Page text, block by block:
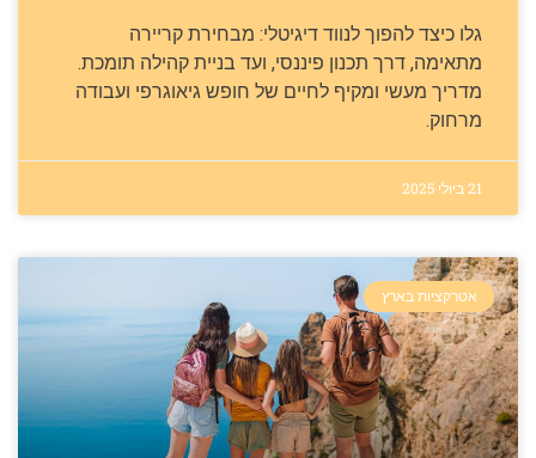
גלו כיצד להפוך לנווד דיגיטלי: מבחירת קריירה
מתאימה, דרך תכנון פיננסי, ועד בניית קהילה תומכת.
מדריך מעשי ומקיף לחיים של חופש גיאוגרפי ועבודה
מרחוק.
21 ביולי 2025
אטרקציות בארץ